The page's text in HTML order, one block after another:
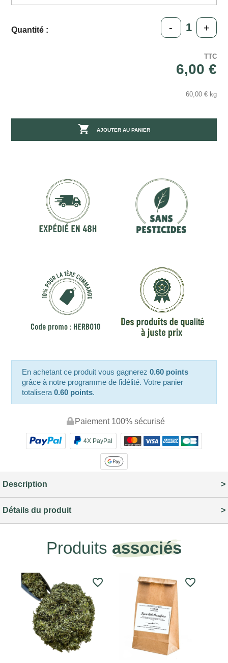
Quantité : - +
TTC
6,00 €
60,00 € kg
 AJOUTER AU PANIER
En achetant ce produit vous gagnerez0.60 points
grâce à notre programme de fidélité. Votre panier
totalisera0.60 points.
Paiement 100% sécurisé
4X PayPal
Description
Détails du produit
Produits associés
favorite_border favorite_border